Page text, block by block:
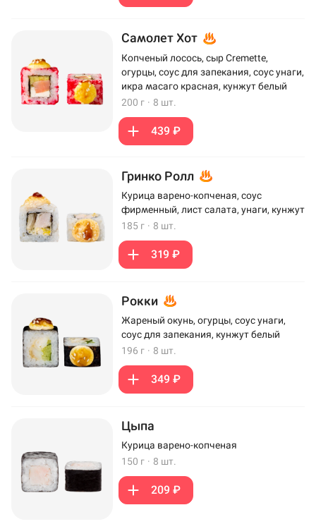
Самолет Хот
Копченый лосось, сыр Cremette,
огурцы, соус для запекания, соус унаги,
икра масаго красная, кунжут белый
200 г · 8 шт.
439 ₽
Гринко Ролл
Курица варено-копченая, соус
фирменный, лист салата, унаги, кунжут
185 г · 8 шт.
319 ₽
Рокки
Жареный окунь, огурцы, соус унаги,
соус для запекания, кунжут белый
196 г · 8 шт.
349 ₽
Цыпа
Курица варено-копченая
150 г · 8 шт.
209 ₽